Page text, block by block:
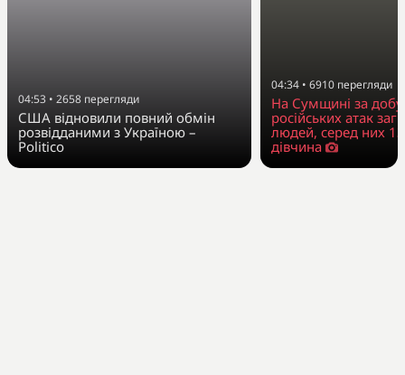
04:53 • 2658 перегляди
США відновили повний обмін
розвідданими з Україною –
Politico
04:34 • 6910 перегляди
На Сумщині за добу
російських атак
людей, серед них
дівчина